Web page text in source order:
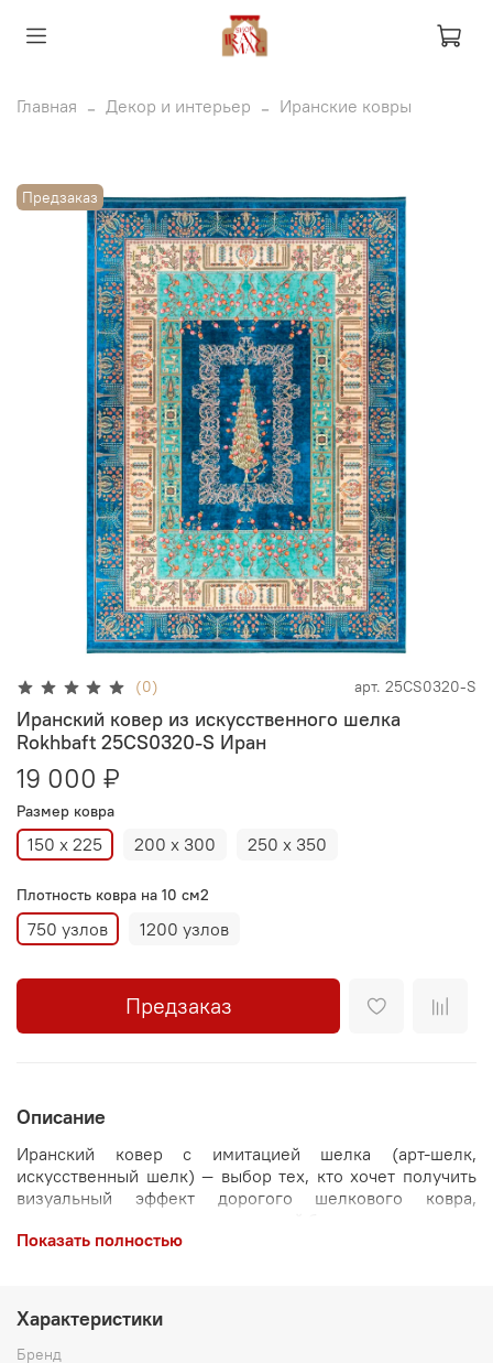
Главная Декор и интерьер Иранские ковры
Предзаказ
(0) арт. 25CS0320-S
Иранский ковер из искусственного шелка
Rokhbaft 25CS0320-S Иран
19 000 ₽
Размер ковра
150 х 225 200 х 300 250 х 350
Плотность ковра на 10 см2
750 узлов 1200 узлов
Предзаказ
Описание
Иранский ковер с имитацией шелка (арт-шелк,
искусственный шелк) — выбор тех, кто хочет получить
визуальный эффект дорогого шелкового ковра,
глубину и визуальную лёгкость.
Показать полностью
Характеристики
Бренд